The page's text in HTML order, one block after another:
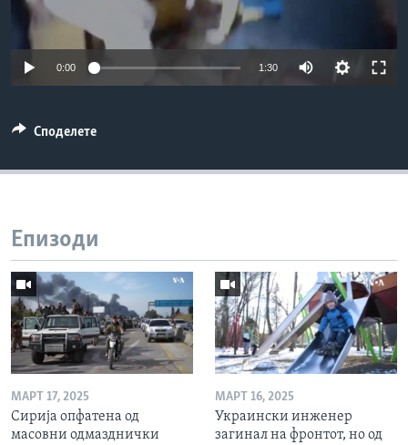
ИНТЕРВЈУА
0:00 1:30
Споделете
Епизоди
МАРТ 17, 2025
Сирија опфатена од
масовни одмазднички
МАРТ 16, 2025
Украински инженер
загинал на фронтот, но од